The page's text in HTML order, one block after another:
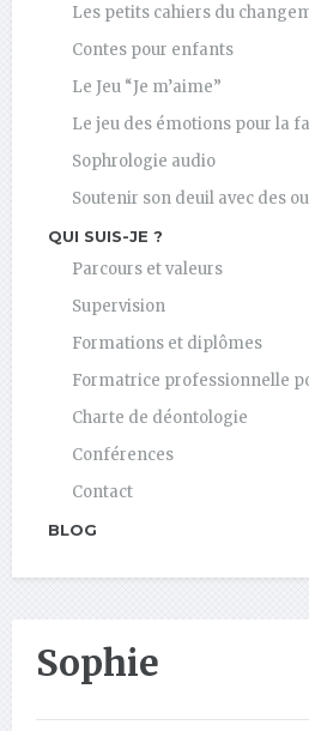
Les petits cahiers du
Contes pour enfants
Le Jeu “Je m’aime”
Le jeu des émotions pour la
Sophrologie audio
Soutenir son deuil avec des
QUI SUIS-JE ?
Parcours et valeurs
Supervision
Formations et diplômes
Formatrice professionnelle
Charte de déontologie
Conférences
Contact
BLOG
Sophie